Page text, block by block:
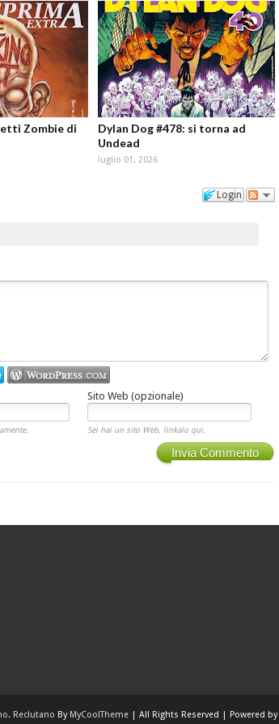
Zombie di
Dylan Dog #478: si torna ad
Undead
luglio 01, 2026
Login
Sito Web (opzionale)
Sei hai un sito Web, linkalo qui.
Invia Commento
Reclutano By MyCoolTheme| All Rights Reserved | Powered by